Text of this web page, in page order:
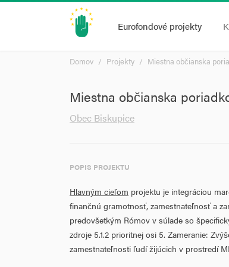
Eurofondové projekty
Domov Projekty Miestna občianska
Miestna občianska
Obec Biskupice
POPIS PROJEKTU
Hlavným cieľom projektu je integráciou
finančnú gramotnosť, zamestnateľnosť a
predovšetkým Rómov v súlade so
zdroje 5.1.2 prioritnej osi 5. Zameranie:
zamestnateľnosti ľudí žijúcich v prostredí